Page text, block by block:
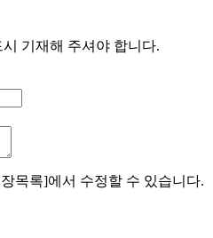
기재해 주셔야 합니다.
목록]에서 수정할 수 있습니다.